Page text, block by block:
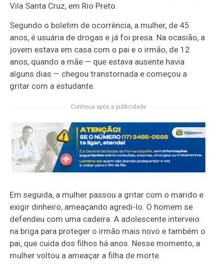
Vila Santa Cruz, em Rio Preto.
Segundo o boletim de ocorrência, a mulher, de 45
anos, é usuária de drogas e já foi presa. Na ocasião, a
jovem estava em casa com o pai e o irmão, de 12
anos, quando a mãe — que estava ausente havia
alguns dias — chegou transtornada e começou a
gritar com a estudante.
Continua após a publicidade
Em seguida, a mulher passou a gritar com o marido e
exigir dinheiro, ameaçando agredi-lo. O homem se
defendeu com uma cadeira. A adolescente interveio
na briga para proteger o irmão mais novo e também o
pai, que cuida dos filhos há anos. Nesse momento, a
mulher voltou a ameaçar a filha de morte.